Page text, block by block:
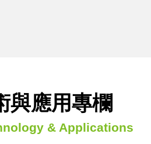
微波設備
與應用專欄
& Applications